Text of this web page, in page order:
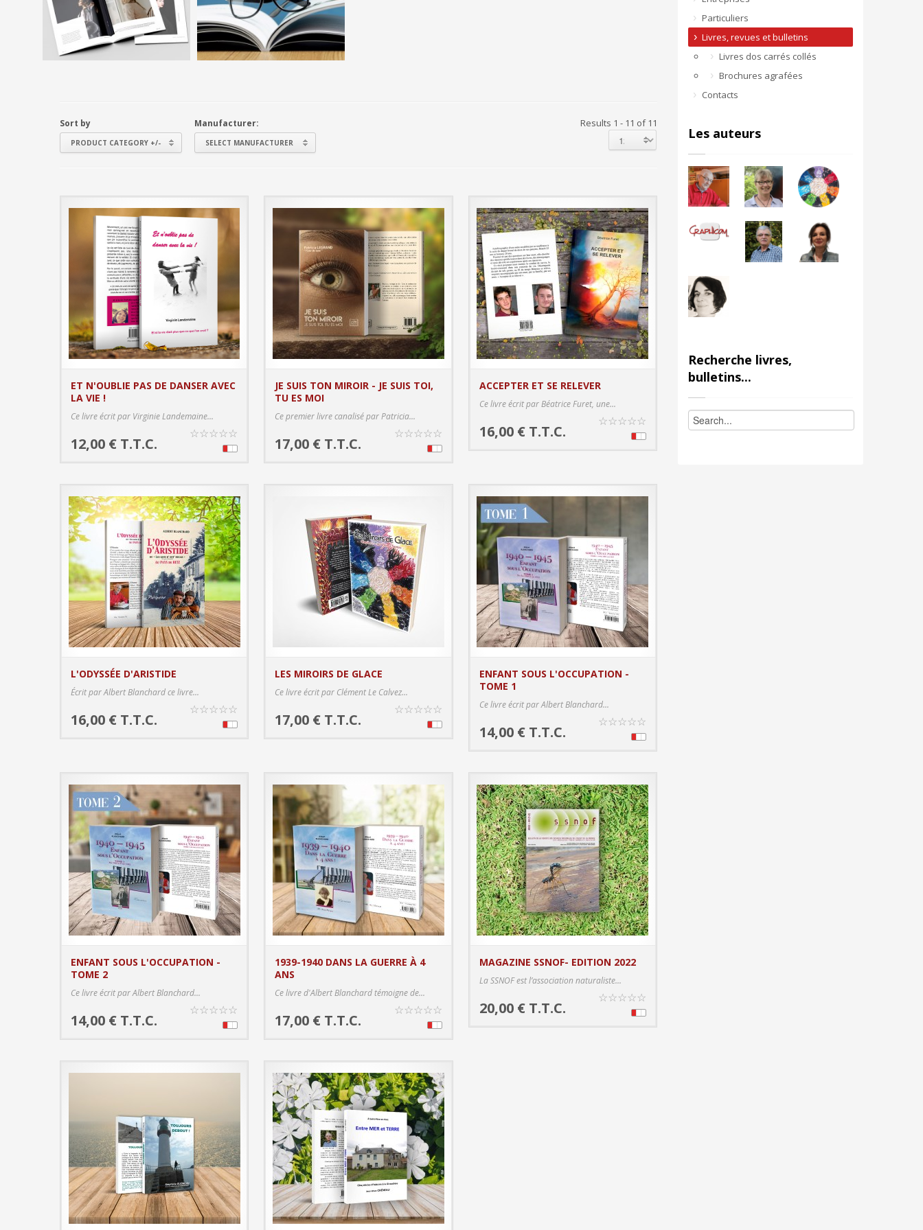
Sort by
PRODUCT CATEGORY +/-
Manufacturer:
SELECT MANUFACTURER
Results 1 - 11 of 11
ET N'OUBLIE PAS DE DANSER AVEC
LA VIE !
Ce livre écrit par Virginie Landemaine...
12,00 € T.T.C.
☆☆☆☆☆
JE SUIS TON MIROIR - JE SUIS TOI,
TU ES MOI
Ce premier livre canalisé par Patricia...
17,00 € T.T.C.
☆☆☆☆☆
ACCEPTER ET SE RELEVER
Ce livre écrit par Béatrice Furet, une...
16,00 € T.T.C.
☆☆☆☆☆
L'ODYSSÉE D'ARISTIDE
Écrit par Albert Blanchard ce livre...
16,00 € T.T.C.
☆☆☆☆☆
LES MIROIRS DE GLACE
Ce livre écrit par Clément Le Calvez...
17,00 € T.T.C.
☆☆☆☆☆
ENFANT SOUS L'OCCUPATION -
TOME 1
Ce livre écrit par Albert Blanchard...
14,00 € T.T.C.
☆☆☆☆☆
ENFANT SOUS L'OCCUPATION -
TOME 2
Ce livre écrit par Albert Blanchard...
14,00 € T.T.C.
☆☆☆☆☆
1939-1940 DANS LA GUERRE À 4
ANS
Ce livre d'Albert Blanchard témoigne de...
17,00 € T.T.C.
☆☆☆☆☆
MAGAZINE SSNOF- EDITION 2022
La SSNOF est l’association naturaliste...
20,00 € T.T.C.
☆☆☆☆☆
Particuliers
Livres, revues et bulletins
Livres dos carrés collés
Brochures agrafées
Contacts
Les auteurs
Recherche livres,
bulletins...